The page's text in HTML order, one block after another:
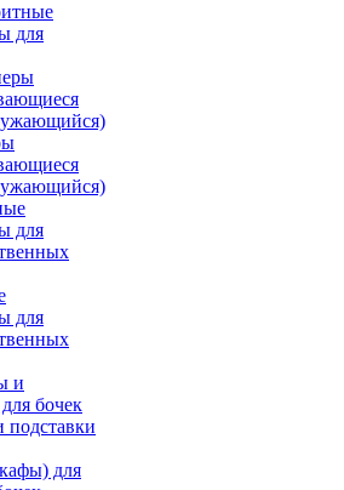
для
для